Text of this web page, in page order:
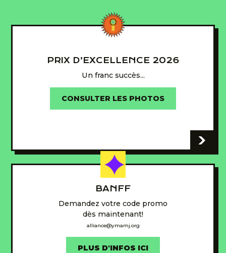
PRIX D’EXCELLENCE 2026
Un franc succès...
CONSULTER LES PHOTOS
-
BANFF
Demandez votre code promo
dès maintenant!
alliance@ymamj.org
PLUS D'INFOS ICI